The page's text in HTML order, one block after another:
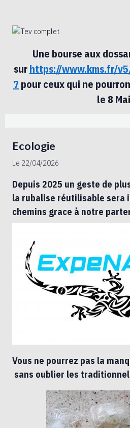
Une bourse aux
surhttps://www.kms.fr/
7 pour ceux qui ne
le 8 Mai
Ecologie
Le 22/04/2026
Depuis 2025 un geste de
la rubalise réutilisable sera
chemins grace à notre
Vous ne pourrez pas la
sans oublier les